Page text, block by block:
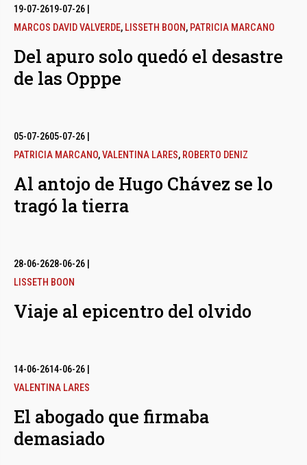
19-07-2619-07-26
MARCOS DAVID VALVERDE, LISSETH BOON, PATRICIA MARCANO
Del apuro solo quedó el desastre
de las Opppe
05-07-2605-07-26
PATRICIA MARCANO,VALENTINA LARES, ROBERTO DENIZ
Al antojo de Hugo Chávez se lo
tragó la tierra
28-06-2628-06-26
LISSETH BOON
Viaje al epicentro del olvido
14-06-2614-06-26
VALENTINA LARES
El abogado que firmaba
demasiado